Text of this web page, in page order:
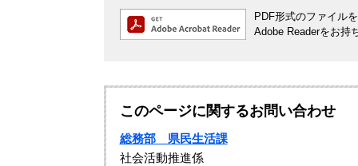
PDF形式のファイル
Adobe Readerをお持
このページに関するお問い合わせ
総務部 県民生活課
社会活動推進係